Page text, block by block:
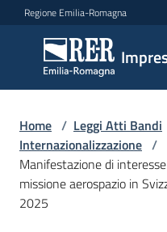
Vai al contenuto
Vai alla navigazione
Vai al footer
Regione Emilia-Romagna
Imprese
Argomenti
Novità
Home / Leggi Atti Bandi
Internazionalizzazione /
Manifestazione di
missione aerospazio in
2025